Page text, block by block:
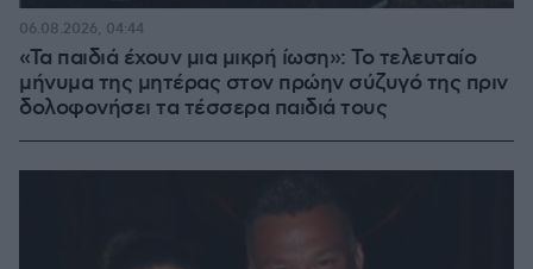
«Τα παιδιά έχουν μια μικρή ίωση»: Το τελευταίο
μήνυμα της μητέρας στον πρώην σύζυγό της πριν
δολοφονήσει τα τέσσερα παιδιά τους
06.08.2026, 04:44